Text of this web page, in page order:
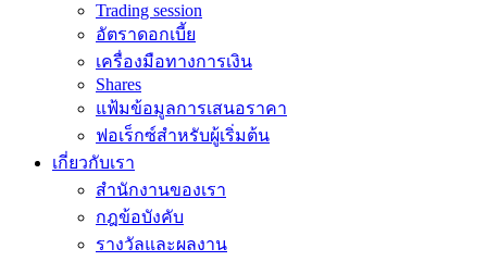
Trading session
อัตราดอกเบี้ย
เครื่องมือทางการเงิน
Shares
แฟ้มข้อมูลการเสนอราคา
ฟอเร็กซ์สำหรับผู้เริ่มต้น
เกี่ยวกับเรา
สำนักงานของเรา
กฎข้อบังคับ
รางวัลและผลงาน